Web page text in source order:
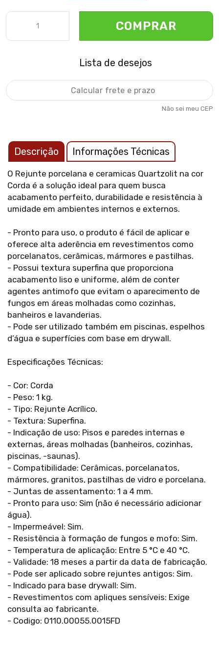
COMPRAR
Lista de desejos
Não sei meu CEP
Descrição Informações Técnicas
O Rejunte porcelana e ceramicas Quartzolit na cor
Corda é a solução ideal para quem busca
acabamento perfeito, durabilidade e resistência à
umidade em ambientes internos e externos.
- Pronto para uso, o produto é fácil de aplicar e
oferece alta aderência em revestimentos como
porcelanatos, cerâmicas, mármores e pastilhas.
- Possui textura superfina que proporciona
acabamento liso e uniforme, além de conter
agentes antimofo que evitam o aparecimento de
fungos em áreas molhadas como cozinhas,
banheiros e lavanderias.
- Pode ser utilizado também em piscinas, espelhos
d’água e superfícies com base em drywall.
Especificações Técnicas:
- Cor: Corda
- Peso: 1 kg.
- Tipo: Rejunte Acrílico.
- Textura: Superfina.
- Indicação de uso: Pisos e paredes internas e
externas, áreas molhadas (banheiros, cozinhas,
piscinas, -saunas).
- Compatibilidade: Cerâmicas, porcelanatos,
mármores, granitos, pastilhas de vidro e porcelana.
- Juntas de assentamento: 1 a 4 mm.
- Pronto para uso: Sim (não é necessário adicionar
água).
- Impermeável: Sim.
- Resistência à formação de fungos e mofo: Sim.
- Temperatura de aplicação: Entre 5 °C e 40 °C.
- Validade: 18 meses a partir da data de fabricação.
- Pode ser aplicado sobre rejuntes antigos: Sim.
- Indicado para base drywall: Sim.
- Revestimentos com apliques sensíveis: Exige
consulta ao fabricante.
- Codigo: 0110.00055.0015FD